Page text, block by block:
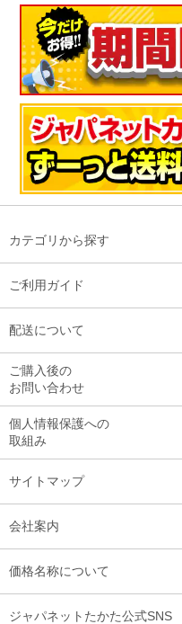
カテゴリから探す
ご利用ガイド
配送について
ご購入後の
お問い合わせ
個人情報保護への
取組み
サイトマップ
会社案内
価格名称について
ジャパネットたかた公式SNS